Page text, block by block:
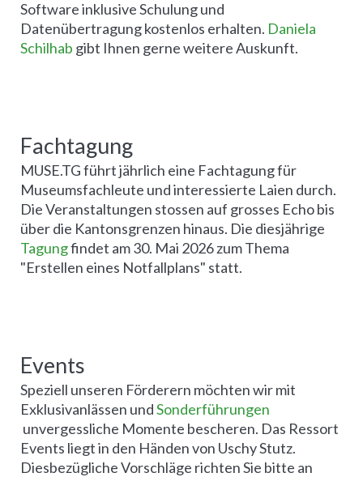
Software inklusive Schulung und
Datenübertragung kostenlos erhalten. Daniela
Schilhab gibt Ihnen gerne weitere Auskunft.
Fachtagung
MUSE.TG führt jährlich eine Fachtagung für
Museumsfachleute und interessierte Laien durch.
Die Veranstaltungen stossen auf grosses Echo bis
über die Kantonsgrenzen hinaus. Die diesjährige
Tagungfindet am 30. Mai 2026 zum Thema
"Erstellen eines Notfallplans" statt.
Events
Speziell unseren Förderern möchten wir mit
Exklusivanlässen undSonderführungen
unvergessliche Momente bescheren. Das Ressort
Events liegt in den Händen von Uschy Stutz.
Diesbezügliche Vorschläge richten Sie bitte an